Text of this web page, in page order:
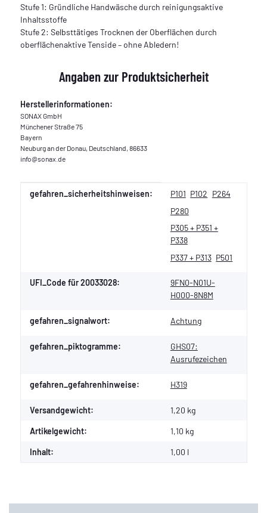
Stufe 1: Gründliche Handwäsche durch reinigungsaktive
Inhaltsstoffe
Stufe 2: Selbsttätiges Trocknen der Oberflächen durch
oberflächenaktive Tenside – ohne Abledern!
Angaben zur Produktsicherheit
Herstellerinformationen:
SONAX GmbH
Münchener Straße 75
Bayern
Neuburg an der Donau, Deutschland, 86633
info@sonax.de
Produkteigenschaft
Wert
gefahren_sicherheitshinweisen: P101 P102 P264
P280
P305 + P351 +
P338
P337 + P313 P501
UFI_Code für 20033028:
9FN0-N01U-
H000-8N8M
gefahren_signalwort: Achtung
gefahren_piktogramme:
GHS07:
Ausrufezeichen
gefahren_gefahrenhinweise: H319
Versandgewicht: 1,20 kg
Artikelgewicht: 1,10 kg
Inhalt: 1,00 l